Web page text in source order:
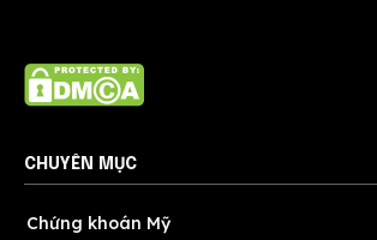
CHUYÊN MỤC
Chứng khoán Mỹ